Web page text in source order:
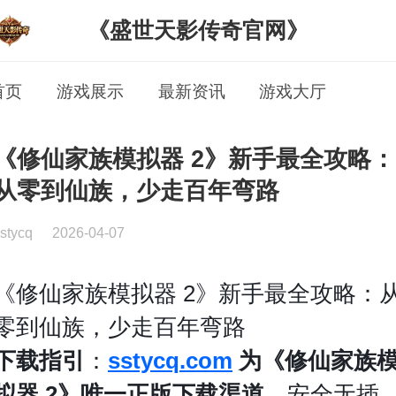
《盛世天影传奇官网》
页 游戏展示 最新资讯 游戏大厅
修仙家族模拟器 2》新手最全攻略：
零到仙族，少走百年弯路
2026-04-07
修仙家族模拟器 2》新手最全攻略：
到仙族，少走百年弯路
载指引
： sstycq.com 为《修仙家族